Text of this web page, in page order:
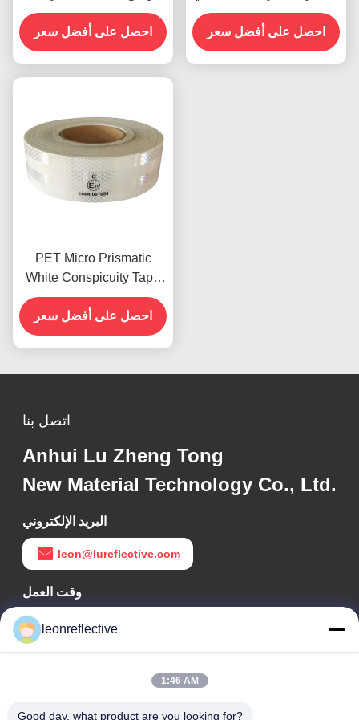
احصل على أفضل سعر
الأبيض للمقطورة
احصل على أفضل سعر
PET Micro Prismatic
White Conspicuity Tape
شريط منعكس للسيارات
معتمد ECE
احصل على أفضل سعر
اتصل بنا
Anhui Lu Zheng Tong
New Material Technology Co., Ltd.
البريد الإلكتروني
leon@lureflective.com
وقت العمل
9:00-18:00
عنواننا
leonreflective
1:46 AM
Good day, what product are you looking for?